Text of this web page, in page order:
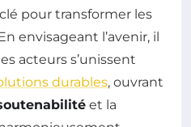
pour transformer les
envisageant l’avenir, il
acteurs s’unissent
durables, ouvrant
et la